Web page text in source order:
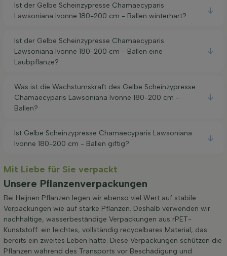
Ist der Gelbe Scheinzypresse Chamaecyparis
Lawsoniana Ivonne 180-200 cm - Ballen winterhart?
Ist der Gelbe Scheinzypresse Chamaecyparis
Lawsoniana Ivonne 180-200 cm - Ballen eine
Laubpflanze?
Was ist die Wachstumskraft des Gelbe Scheinzypresse
Chamaecyparis Lawsoniana Ivonne 180-200 cm -
Ballen?
Ist Gelbe Scheinzypresse Chamaecyparis Lawsoniana
Ivonne 180-200 cm - Ballen giftig?
Mit Liebe für Sie verpackt
Unsere Pflanzenverpackungen
Bei Heijnen Pflanzen legen wir ebenso viel Wert auf stabile
Verpackungen wie auf starke Pflanzen. Deshalb verwenden wir
nachhaltige, wasserbeständige Verpackungen aus rPET-
Kunststoff: ein leichtes, vollständig recycelbares Material, das
bereits ein zweites Leben hatte. Diese Verpackungen schützen die
Pflanzen während des Transports vor Beschädigung und